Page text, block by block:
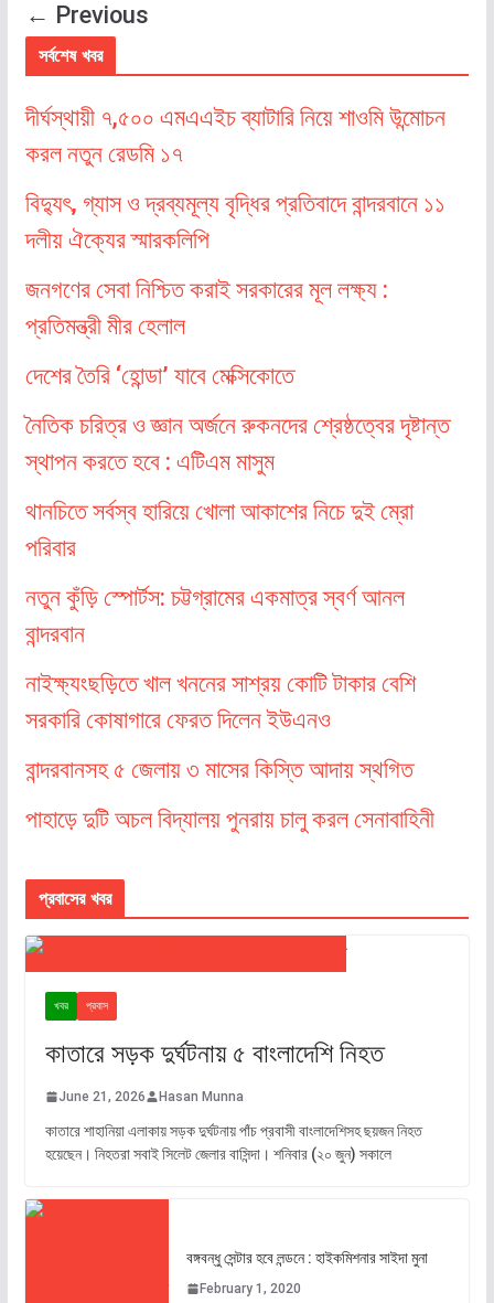
← Previous
সর্বশেষ খবর
দীর্ঘস্থায়ী ৭,৫০০ এমএএইচ ব্যাটারি নিয়ে শাওমি উন্মোচন
করল নতুন রেডমি ১৭
বিদ্যুৎ, গ্যাস ও দ্রব্যমূল্য বৃদ্ধির প্রতিবাদে বান্দরবানে ১১
দলীয় ঐক্যের স্মারকলিপি
জনগণের সেবা নিশ্চিত করাই সরকারের মূল লক্ষ্য :
প্রতিমন্ত্রী মীর হেলাল
দেশের তৈরি ‘হোন্ডা’ যাবে মেক্সিকোতে
নৈতিক চরিত্র ও জ্ঞান অর্জনে রুকনদের শ্রেষ্ঠত্বের দৃষ্টান্ত
স্থাপন করতে হবে : এটিএম মাসুম
থানচিতে সর্বস্ব হারিয়ে খোলা আকাশের নিচে দুই ম্রো
পরিবার
নতুন কুঁড়ি স্পোর্টস: চট্টগ্রামের একমাত্র স্বর্ণ আনল
বান্দরবান
নাইক্ষ্যংছড়িতে খাল খননের সাশ্রয় কোটি টাকার বেশি
সরকারি কোষাগারে ফেরত দিলেন ইউএনও
বান্দরবানসহ ৫ জেলায় ৩ মাসের কিস্তি আদায় স্থগিত
পাহাড়ে দুটি অচল বিদ্যালয় পুনরায় চালু করল সেনাবাহিনী
প্রবাসের খবর
খবর প্রবাস
কাতারে সড়ক দুর্ঘটনায় ৫ বাংলাদেশি নিহত
June 21, 2026 Hasan Munna
কাতারে শাহানিয়া এলাকায় সড়ক দুর্ঘটনায় পাঁচ প্রবাসী বাংলাদেশিসহ ছয়জন নিহত
হয়েছেন। নিহতরা সবাই সিলেট জেলার বাসিন্দা। শনিবার (২০ জুন) সকালে
বঙ্গবন্ধু সেন্টার হবে লন্ডনে : হাইকমিশনার সাইদা মুনা
February 1, 2020